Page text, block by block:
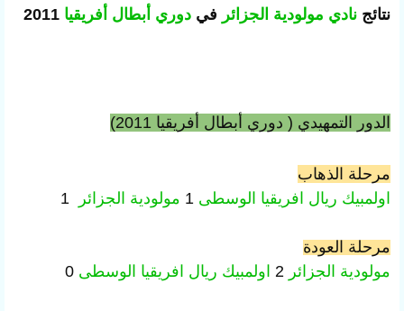
نتائج نادي مولودية الجزائر في دوري أبطال أفريقيا 2011
الدور التمهيدي ( دوري أبطال أفريقيا 2011)
مرحلة الذهاب
اولمبيك ريال افريقيا الوسطى مولودية الجزائر 1
مرحلة العودة
مولودية الجزائر
اولمبيك ريال افريقيا الوسطى 0